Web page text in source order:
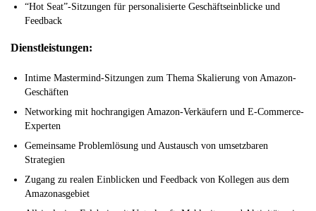
“Hot Seat”-Sitzungen für personalisierte Geschäftseinblicke und
Feedback
Dienstleistungen:
Intime Mastermind-Sitzungen zum Thema Skalierung von Amazon-
Geschäften
Networking mit hochrangigen Amazon-Verkäufern und E-Commerce-
Experten
Gemeinsame Problemlösung und Austausch von umsetzbaren
Strategien
Zugang zu realen Einblicken und Feedback von Kollegen aus dem
Amazonasgebiet